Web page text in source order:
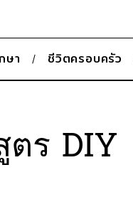
ษา ชีวิตครอบครัว
ร DIY